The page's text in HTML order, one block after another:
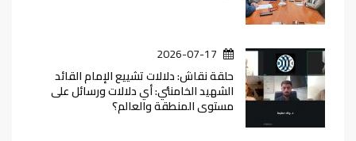
2026-07-17
حلقة نقاش: دلالات تشييع الإمام القائد
الشهيد الخامنئي: أي دلالات ورسائل على
مستوى المنطقة والعالم؟